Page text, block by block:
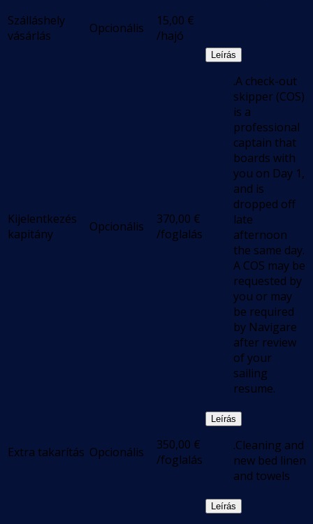
Szálláshely
vásárlás
Opcionális 15,00 €
/hajó
Kijelentkezés
kapitány
Opcionális 370,00 €
/foglalás
Leírás
.A check-out
skipper (COS)
is a
professional
captain that
boards with
you on Day 1,
and is
dropped off
late
afternoon
the same day.
A COS may be
requested by
you or may
be required
by Navigare
after review
of your
sailing
resume.
Extra takarítás Opcionális 350,00 €
/foglalás
Leírás
.Cleaning and
new bed linen
and towels
Leírás